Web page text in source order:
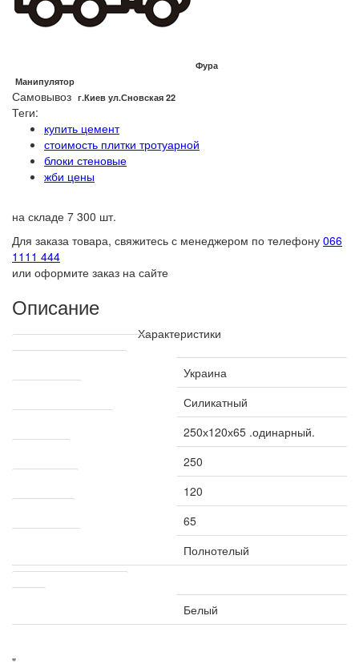
Фура
Манипулятор
Самовывоз г.Киев ул.Сновская 22
Теги:
купить цемент
стоимость плитки тротуарной
блоки стеновые
жби цены
на складе 7 300 шт.
Для заказа товара, свяжитесь с менеджером по телефону 066
1111 444
или оформите заказ на сайте
Описание
Характеристики
Технические характеристики
Украина
Силикатный
250х120х65 .одинарный.
250
120
65
Полнотелый
Другие характеристики
Белый
"